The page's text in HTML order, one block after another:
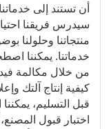
أن تستند إلى
سيدرس فريقنا
منتجاتنا وحلولنا
خدماتنا. يمكننا
من خلال مكالمة
كيفية إنتاج آلتك
قبل التسليم،
اختبار قبول